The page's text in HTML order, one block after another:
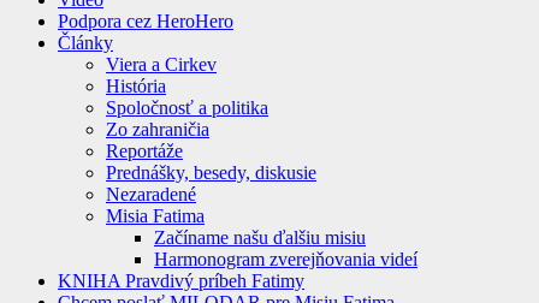
Podpora cez HeroHero
Články
Viera a Cirkev
História
Spoločnosť a politika
Zo zahraničia
Reportáže
Prednášky, besedy, diskusie
Nezaradené
Misia Fatima
Začíname našu ďalšiu misiu
Harmonogram zverejňovania videí
KNIHA Pravdivý príbeh Fatimy